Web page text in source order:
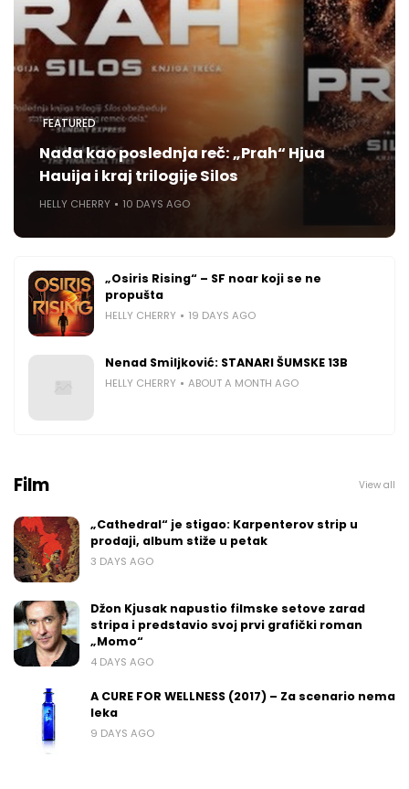
FEATURED
Nada kao poslednja reč: „Prah“ Hjua
Hauija i kraj trilogije Silos
HELLY CHERRY 10 DAYS AGO
„Osiris Rising“ – SF noar koji se ne
propušta
HELLY CHERRY 19 DAYS AGO
Nenad Smiljković: STANARI ŠUMSKE 13B
HELLY CHERRY ABOUT A MONTH AGO
Film View all
„Cathedral“ je stigao: Karpenterov strip u
prodaji, album stiže u petak
3 DAYS AGO
Džon Kjusak napustio filmske setove zarad
stripa i predstavio svoj prvi grafički roman
„Momo“
4 DAYS AGO
A CURE FOR WELLNESS (2017) – Za scenario nema
leka
9 DAYS AGO